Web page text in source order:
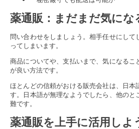
薬通販 ：まだまだ気に
問い合わせをしましょう。相手任せにして
ってしまいます。
商品についてや、支払いまで、気になるこ
が良い方法です。
ほとんどの信頼がおける販売会社は、日本
す。日本語が無理なようでしたら、他のと
難です。
薬通販を上手に活用しよ